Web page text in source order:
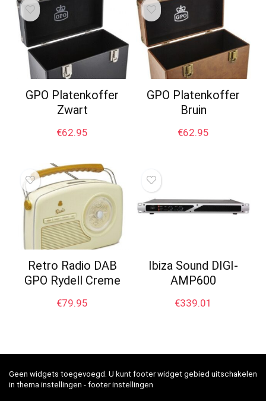
GPO Platenkoffer
Zwart
€62.95
GPO Platenkoffer
Bruin
€62.95
Retro Radio DAB
GPO Rydell Creme
€79.95
Ibiza Sound DIGI-
AMP600
€339.01
Geen widgets toegevoegd. U kunt footer widget gebied uitschakelen
in thema instellingen - footer instellingen